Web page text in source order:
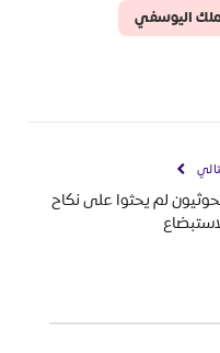
اليوسفي
لم يحثوا على نكاح